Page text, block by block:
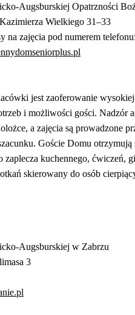
Augsburskiej Opatrzności
Wielkiego 31–33
na zajęcia pod numerem
jest zaoferowanie
i możliwości gości. Nadzór
a zajęcia są prowadzone
Goście Domu
zaplecza kuchennego, ćwiczeń,
skierowany do osób
Augsburskiej w Zabrzu
3